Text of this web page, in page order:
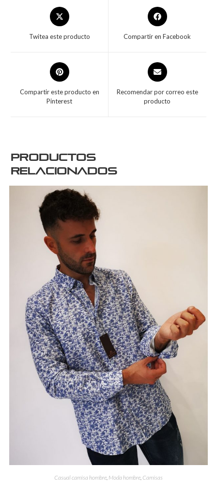
Twitea este producto Compartir en Facebook
Compartir este producto en
Pinterest
Recomendar por correo este
producto
Productos
relacionados
Casual camisa hombre, Moda hombre, Camisas